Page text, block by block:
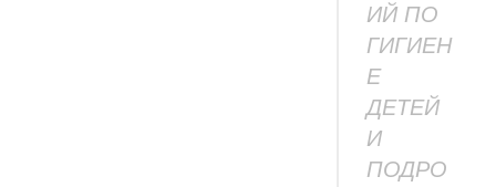
ИЙ ПО
ГИГИЕН
Е
ДЕТЕЙ
И
ПОДРО